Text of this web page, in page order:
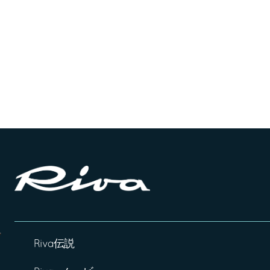
Riva伝説